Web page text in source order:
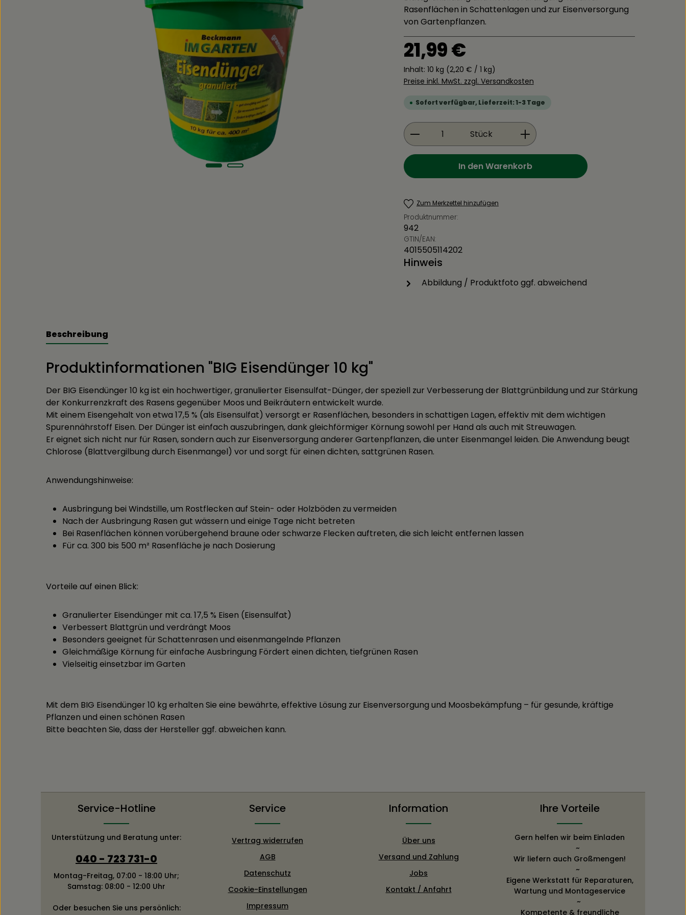
Rasenflächen in Schattenlagen und zur Eisenversorgung
von Gartenpflanzen.
Regulärer Preis:
21,99 €
Inhalt: 10 kg (2,20 € / 1 kg)
Preise inkl. MwSt. zzgl. Versandkosten
Sofort verfügbar, Lieferzeit: 1-3 Tage
Produkt Anzahl: Gib den gewünschten Wert
Stück
In den Warenkorb
Zum Merkzettel hinzufügen
Produktnummer:
942
GTIN/EAN:
4015505114202
Hinweis
Abbildung / Produktfoto ggf. abweichend
Beschreibung
Produktinformationen "BIG Eisendünger 10 kg"
Der BIG Eisendünger 10 kg ist ein hochwertiger, granulierter Eisensulfat-Dünger, der speziell zur Verbesserung der Blattgrünbildung und zur Stärkung
der Konkurrenzkraft des Rasens gegenüber Moos und Beikräutern entwickelt wurde.
Mit einem Eisengehalt von etwa 17,5 % (als Eisensulfat) versorgt er Rasenflächen, besonders in schattigen Lagen, effektiv mit dem wichtigen
Spurennährstoff Eisen. Der Dünger ist einfach auszubringen, dank gleichförmiger Körnung sowohl per Hand als auch mit Streuwagen.
Er eignet sich nicht nur für Rasen, sondern auch zur Eisenversorgung anderer Gartenpflanzen, die unter Eisenmangel leiden. Die Anwendung beugt
Chlorose (Blattvergilbung durch Eisenmangel) vor und sorgt für einen dichten, sattgrünen Rasen.
Anwendungshinweise:
Ausbringung bei Windstille, um Rostflecken auf Stein- oder Holzböden zu vermeiden
Nach der Ausbringung Rasen gut wässern und einige Tage nicht betreten
Bei Rasenflächen können vorübergehend braune oder schwarze Flecken auftreten, die sich leicht entfernen lassen
Für ca. 300 bis 500 m² Rasenfläche je nach Dosierung
Vorteile auf einen Blick:
Granulierter Eisendünger mit ca. 17,5 % Eisen (Eisensulfat)
Verbessert Blattgrün und verdrängt Moos
Besonders geeignet für Schattenrasen und eisenmangelnde Pflanzen
Gleichmäßige Körnung für einfache Ausbringung Fördert einen dichten, tiefgrünen Rasen
Vielseitig einsetzbar im Garten
Mit dem BIG Eisendünger 10 kg erhalten Sie eine bewährte, effektive Lösung zur Eisenversorgung und Moosbekämpfung – für gesunde, kräftige
Pflanzen und einen schönen Rasen
Bitte beachten Sie, dass der Hersteller ggf. abweichen kann.
Service-Hotline
Unterstützung und Beratung unter:
040 - 723 731-0
Montag-Freitag, 07:00 - 18:00 Uhr;
Samstag: 08:00 - 12:00 Uhr
Oder besuchen Sie uns persönlich:
Service
Vertrag widerrufen
AGB
Datenschutz
Cookie-Einstellungen
Impressum
Information
Über uns
Versand und Zahlung
Jobs
Kontakt / Anfahrt
Ihre Vorteile
Gern helfen wir beim Einladen
~
Wir liefern auch Großmengen!
~
Eigene Werkstatt für Reparaturen,
Wartung und Montageservice
~
Kompetente & freundliche